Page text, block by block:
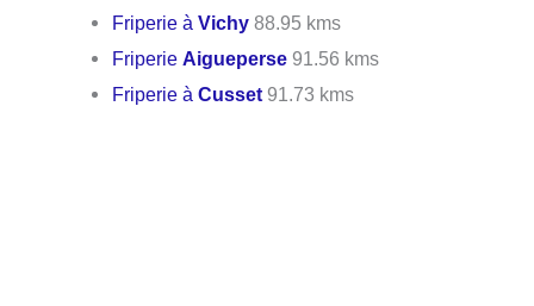
Friperie àVichy 88.95 kms
FriperieAigueperse 91.56 kms
Friperie àCusset 91.73 kms